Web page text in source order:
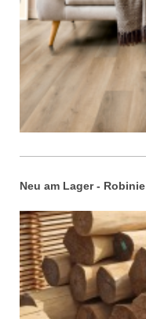
Neu am Lager - Robinie